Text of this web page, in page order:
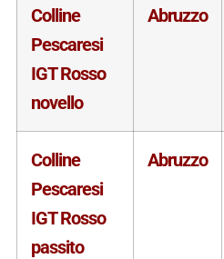
Colline
Pescaresi
IGT Rosso
novello
Abruzzo
Colline
Pescaresi
IGT Rosso
passito
Abruzzo